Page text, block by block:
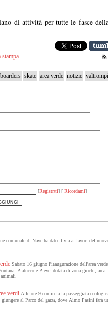
di attività per tutte le fasce
stampa
skate area verde notizie
[Registrati] [ Ricordami]
comunale di Nave ha dato il via ai lavori del
Sabato 16 giugno l'inaugurazione dell'area
Piatucco e Pieve, dotata di zona giochi, area
animali
verdi Alle ore 9 comincia la passeggiata
al Parco del garza, dove Aimo Pasini farà